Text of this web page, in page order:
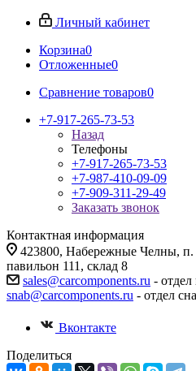
Личный кабинет
Корзина0
Отложенные0
Сравнение товаров0
+7-917-265-73-53
Назад
Телефоны
+7-917-265-73-53
+7-987-410-09-09
+7-909-311-29-49
Заказать звонок
Контактная информация
423800, Набережные Челны, п.
павильон 111, склад 8
sales@carcomponents.ru -
snab@carcomponents.ru - отдел
Вконтакте
Поделиться